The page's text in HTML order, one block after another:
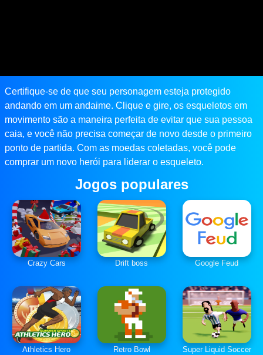
Certifique-se de que seu personagem esteja protegido
andando em um andaime. Clique e gire, os esqueletos em
movimento são a maneira perfeita de evitar que sua pessoa
caia, e você não precisa começar de novo desde o primeiro
ponto de partida. Com as moedas coletadas, você pode
comprar um novo herói para liderar o esqueleto.
Jogos populares
Crazy Cars Drift boss Google Feud
Athletics Hero Retro Bowl Super Liquid Soccer